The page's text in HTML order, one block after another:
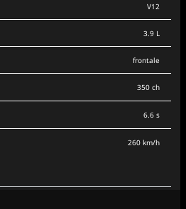
V12
3.9 L
frontale
350 ch
6.6 s
260 km/h